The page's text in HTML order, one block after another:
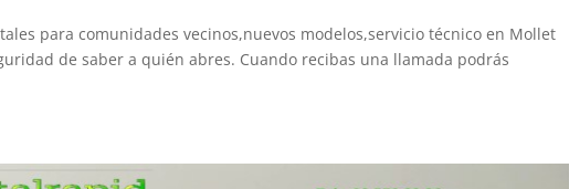
para comunidades vecinos,nuevos modelos,servicio técnico en Mollet
de saber a quién abres. Cuando recibas una llamada podrás